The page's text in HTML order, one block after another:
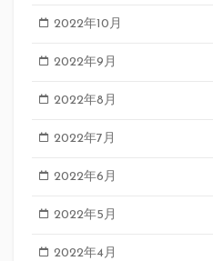
2022年10月
2022年9月
2022年8月
2022年7月
2022年6月
2022年5月
2022年4月